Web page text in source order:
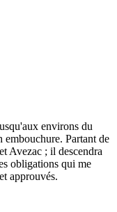
environs du
Partant de
Avezac ; il descendra
obligations qui me
approuvés.